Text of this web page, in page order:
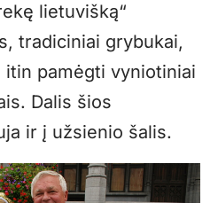
lietuvišką“
tradiciniai grybukai,
pamėgti vyniotiniai
Dalis šios
ir į užsienio šalis.